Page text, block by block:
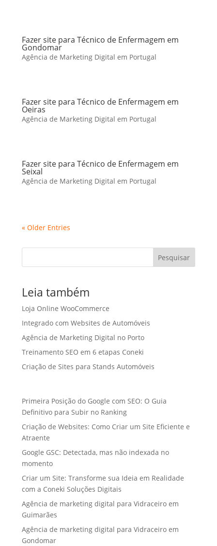
Fazer site para Técnico de Enfermagem em
Gondomar
Agência de Marketing Digital em Portugal
Fazer site para Técnico de Enfermagem em
Oeiras
Agência de Marketing Digital em Portugal
Fazer site para Técnico de Enfermagem em
Seixal
Agência de Marketing Digital em Portugal
« Older Entries
Pesquisar
Leia também
Loja Online WooCommerce
Integrado com Websites de Automóveis
Agência de Marketing Digital no Porto
Treinamento SEO em 6 etapas Coneki
Criação de Sites para Stands Automóveis
Primeira Posição do Google com SEO: O Guia
Definitivo para Subir no Ranking
Criação de Websites: Como Criar um Site Eficiente e
Atraente
Google GSC: Detectada, mas não indexada no
momento
Criar um Site: Transforme sua Ideia em Realidade
com a Coneki Soluções Digitais
Agência de marketing digital para Vidraceiro em
Guimarães
Agência de marketing digital para Vidraceiro em
Gondomar